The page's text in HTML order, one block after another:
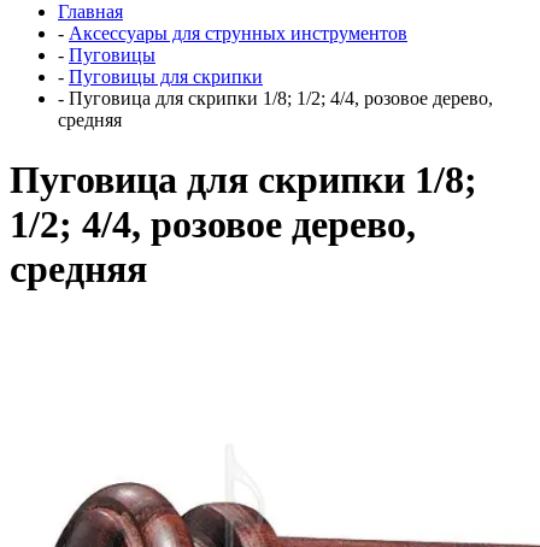
Главная
- Аксессуары для струнных инструментов
- Пуговицы
- Пуговицы для скрипки
- Пуговица для скрипки 1/8; 1/2; 4/4, розовое дерево,
средняя
Пуговица для скрипки 1/8;
1/2; 4/4, розовое дерево,
средняя